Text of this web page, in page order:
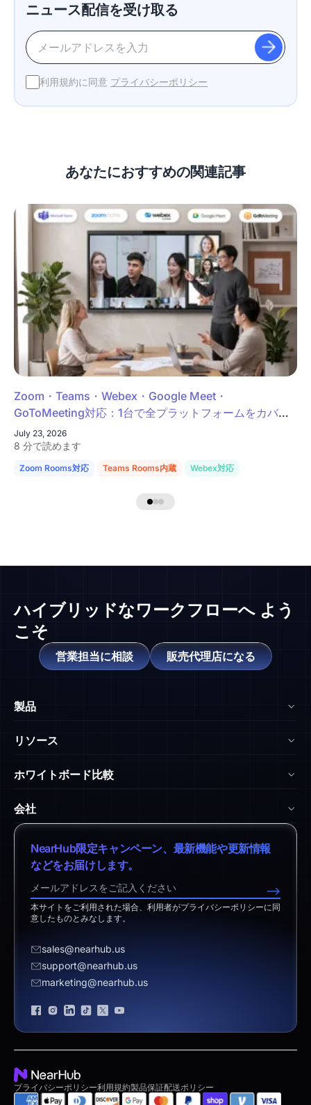
ニュース配信を受け取る
利用規約に同意 プライバシーポリシー
あなたにおすすめの関連記事
Zoom・Teams・Webex・Google Meet・
GoToMeeting対応：1台で全プラットフォームをカバー
する会議室ソリューション
July 23, 2026
8 分で読めます
Zoom Rooms対応 Teams Rooms内蔵 Webex対応
ハイブリッドなワークフローへ よう
こそ
営業担当に相談 販売代理店になる
製品
NearHub Board S
Nearity 360 Alien
Nearity 120 Max
アプリ統合
NearHub Demo
リソース
ヘルプセンター
ダウンロードセンター
返品ポリシー
免責事項
ホワイトボード比較
vs. Samsung Flip
vs. Vibe Board
vs. Neat Board 65
vs. Android Boards
vs. Chromium Boards
vs. Owl Labs Solution
会社
弊社について
特定商取引法に基づく表記
営業担当へのお問い合わせ
サポートへのお問い合わせ
販売代理店になる
プライバシーポリシー
ブランド認証
NearHub限定キャンペーン、最新機能や更新情報
などをお届けします。
-->
本サイトをご利用された場合、利用者がプライバシーポリシーに同
意したものとみなします。
sales@nearhub.us
support@nearhub.us
marketing@nearhub.us
プライバシーポリシー利用規約製品保証配送ポリシー